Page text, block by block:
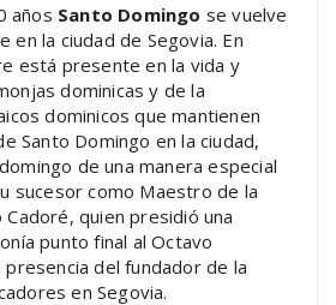
años Santo Domingo se vuelve
en la ciudad de Segovia. En
está presente en la vida y
dominicas y de la
dominicos que mantienen
Santo Domingo en la ciudad,
de una manera especial
sucesor como Maestro de la
quien presidió una
punto final al Octavo
del fundador de la
en Segovia.